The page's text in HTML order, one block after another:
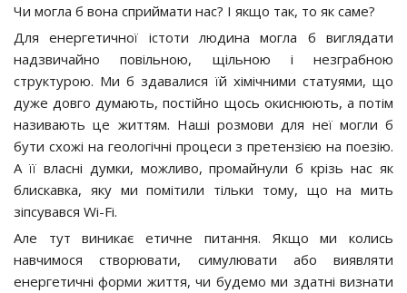
Чи могла б вона сприймати нас? І якщо так, то як саме?
Для енергетичної істоти людина могла б виглядати
надзвичайно повільною, щільною і незграбною
структурою. Ми б здавалися їй хімічними статуями, що
дуже довго думають, постійно щось окиснюють, а потім
називають це життям. Наші розмови для неї могли б
бути схожі на геологічні процеси з претензією на поезію.
А її власні думки, можливо, промайнули б крізь нас як
блискавка, яку ми помітили тільки тому, що на мить
зіпсувався Wi-Fi.
Але тут виникає етичне питання. Якщо ми колись
навчимося створювати, симулювати або виявляти
енергетичні форми життя, чи будемо ми здатні визнати